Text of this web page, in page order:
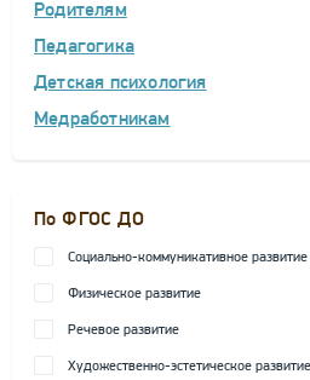
Родителям
Педагогика
Детская психология
Медработникам
По ФГОС ДО
Социально-коммуникативное развитие
Физическое развитие
Речевое развитие
Художественно-эстетическое развитие